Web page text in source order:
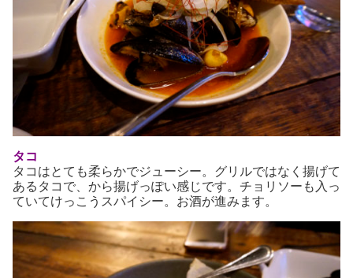
タコ
タコはとても柔らかでジューシー。グリルではなく揚げて
あるタコで、から揚げっぽい感じです。チョリソーも入っ
ていてけっこうスパイシー。お酒が進みます。